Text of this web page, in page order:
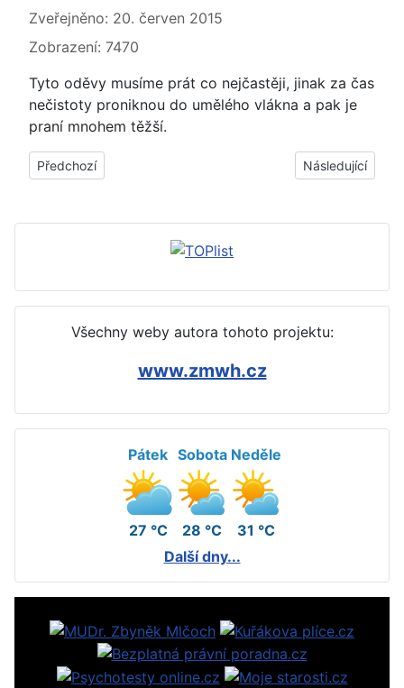
Zveřejněno: 20. červen 2015
Zobrazení: 7470
Tyto oděvy musíme prát co nejčastěji, jinak za čas
nečistoty proniknou do umělého vlákna a pak je
praní mnohem těžší.
Předchozí článek: Jak, čím zamezit, zabránit pouštění
Předchozí Další článek:
Následující
Všechny weby autora tohoto projektu:
www.zmwh.cz
Pátek
27 °C
Sobota
28 °C
Neděle
31 °C
Další dny...